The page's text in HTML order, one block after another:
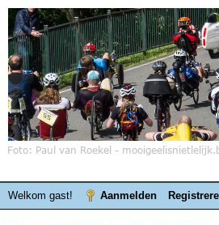
Welkom gast! Aanmelden